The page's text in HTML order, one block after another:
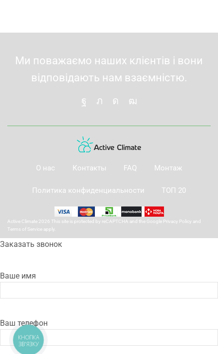
Ми поважаємо наших клієнтів і вони
відповідають нам взаємністю.
О нас Контакты FAQ Монтаж
Политика конфиденциальности ТОП 20
Active Climate 2026 This site is protected by reCAPTCHA and the Google Privacy Policy and
Terms of Service apply.
Заказать звонок
Ваше имя
Ваш телефон
КНОПКА
ЗВ'ЯЗКУ